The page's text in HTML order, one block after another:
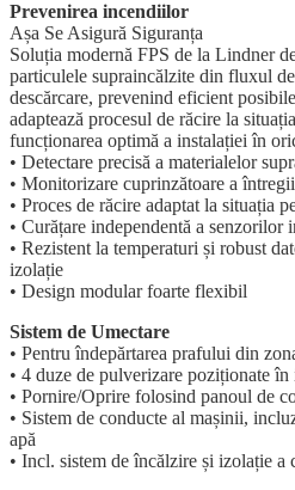
Prevenirea incendiilor
Așa Se Asigură Siguranța
Soluția modernă FPS de la Lindner
particulele supraincălzite din fluxul
descărcare, prevenind eficient
adaptează procesul de răcire la
funcționarea optimă a instalației în
• Detectare precisă a materialelor
• Monitorizare cuprinzătoare a
• Proces de răcire adaptat la situația
• Curățare independentă a senzorilor
• Rezistent la temperaturi și robust
izolație
• Design modular foarte flexibil
Sistem de Umectare
• Pentru îndepărtarea prafului din
• 4 duze de pulverizare poziționate
• Pornire/Oprire folosind panoul de
• Sistem de conducte al mașinii,
apă
• Incl. sistem de încălzire și izolație a